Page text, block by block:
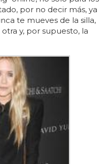
por no decir más, ya
te mueves de la silla,
y, por supuesto, la